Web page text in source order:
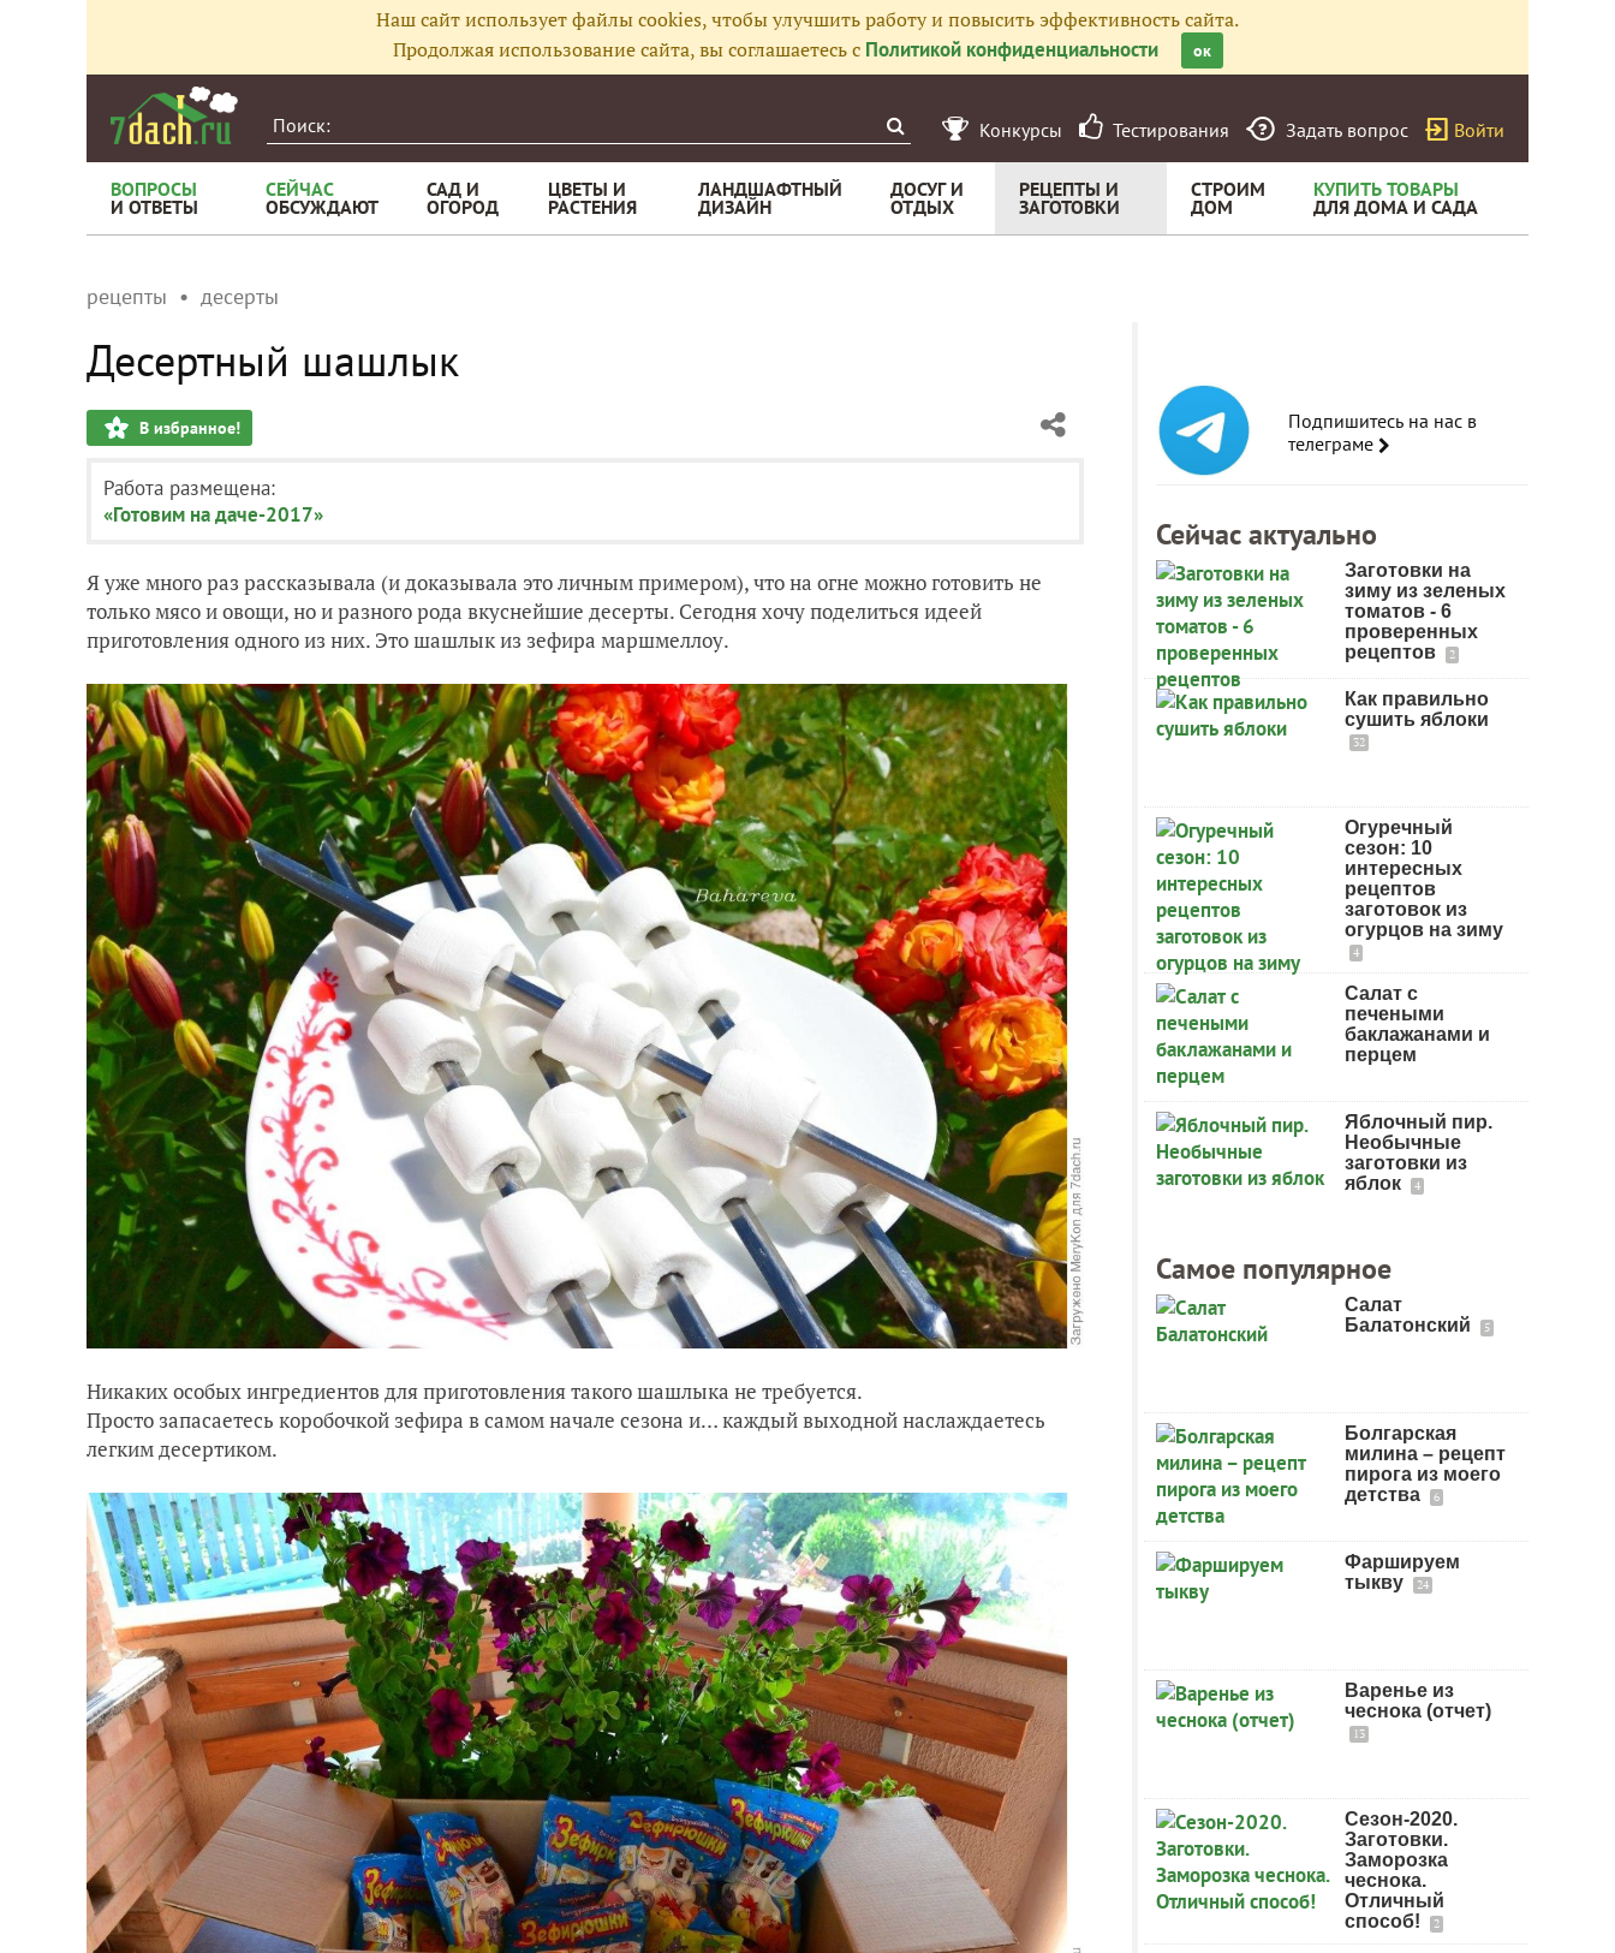
Наш сайт использует файлы cookies, чтобы улучшить работу и повысить эффективность сайта.
Продолжая использование сайта, вы соглашаетесь с Политикой конфиденциальности ок
Конкурсы Тестирования Задать вопрос Войти
ВОПРОСЫ
И ОТВЕТЫ
СЕЙЧАС
ОБСУЖДАЮТ
САД И
ОГОРОД
ЦВЕТЫ И
РАСТЕНИЯ
ЛАНДШАФТНЫЙ
ДИЗАЙН
ДОСУГ И
ОТДЫХ
РЕЦЕПТЫ И
ЗАГОТОВКИ
СТРОИМ
ДОМ
КУПИТЬ ТОВАРЫ
ДЛЯ ДОМА И САДА
рецепты десерты
Десертный шашлык
В избранное!
Работа размещена:
«Готовим на даче-2017»
Я уже много раз рассказывала (и доказывала это личным примером), что на огне можно готовить не
только мясо и овощи, но и разного рода вкуснейшие десерты. Сегодня хочу поделиться идеей
приготовления одного из них. Это шашлык из зефира маршмеллоу.
Никаких особых ингредиентов для приготовления такого шашлыка не требуется.
Просто запасаетесь коробочкой зефира в самом начале сезона и… каждый выходной наслаждаетесь
легким десертиком.
Подпишитесь на нас в
телеграме
Сейчас актуально
Заготовки на
зиму из зеленых
томатов - 6
проверенных
рецептов
2
Как правильно
сушить яблоки
32
Огуречный
сезон: 10
интересных
рецептов
заготовок из
огурцов на зиму
4
Салат с
печеными
баклажанами и
перцем
Яблочный пир.
Необычные
заготовки из
яблок
4
Самое популярное
Салат
Балатонский
5
Болгарская
милина – рецепт
пирога из моего
детства
6
Фаршируем
тыкву
24
Варенье из
чеснока (отчет)
13
Сезон-2020.
Заготовки.
Заморозка
чеснока.
Отличный
способ!
2